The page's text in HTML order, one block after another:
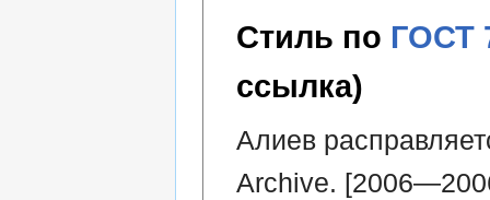
Стиль по ГОСТ
ссылка)
Алиев
Archive.